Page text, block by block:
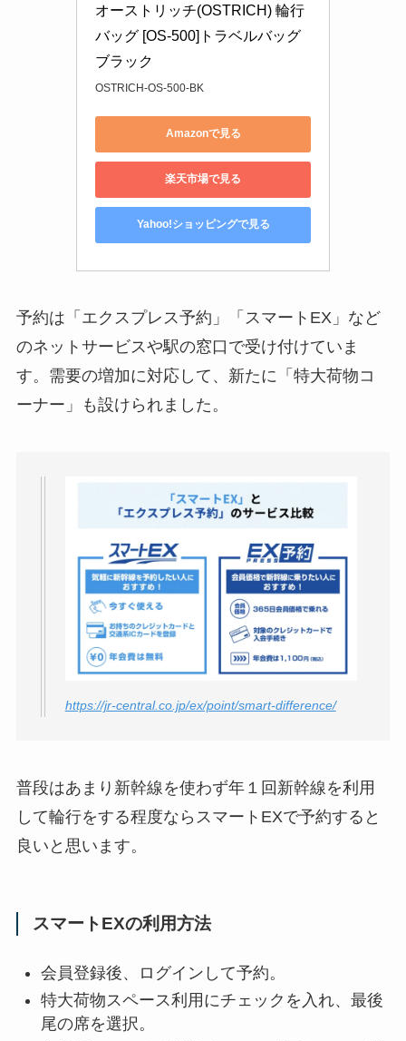
オーストリッチ(OSTRICH) 輪行
バッグ [OS-500]トラベルバッグ
ブラック
OSTRICH-OS-500-BK
Amazonで見る
楽天市場で見る
Yahoo!ショッピングで見る
予約は「エクスプレス予約」「スマートEX」など
のネットサービスや駅の窓口で受け付けていま
す。需要の増加に対応して、新たに「特大荷物コ
ーナー」も設けられました。
https://jr-central.co.jp/ex/point/smart-difference/
普段はあまり新幹線を使わず年１回新幹線を利用
して輪行をする程度ならスマートEXで予約すると
良いと思います。
スマートEXの利用方法
会員登録後、ログインして予約。
特大荷物スペース利用にチェックを入れ、最後
尾の席を選択。